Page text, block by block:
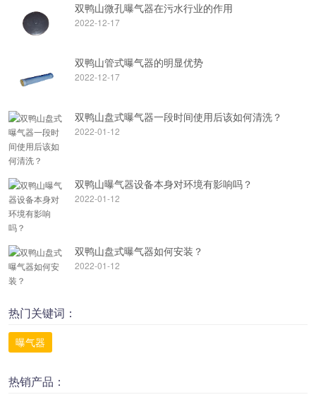
双鸭山微孔曝气器在污水行业的作用
2022-12-17
双鸭山管式曝气器的明显优势
2022-12-17
双鸭山盘式曝气器一段时间使用后该如何清洗？
2022-01-12
双鸭山曝气器设备本身对环境有影响吗？
2022-01-12
双鸭山盘式曝气器如何安装？
2022-01-12
热门关键词：
曝气器
热销产品：